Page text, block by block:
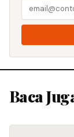
Baca